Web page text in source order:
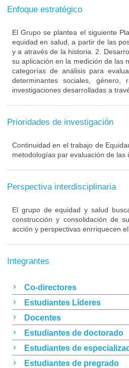
Enfoque estratégico
El Grupo se plantea el siguiente
equidad en salud, a partir de las
y a através de la historia. 2.
su aplicación en la medición de las
categorías de análisis para
determinantes sociales,
investigaciones desarrolladas a
Prioridades de investigación
Continuidad en el trabajo de
metodologías par evaluación de las
Perspectiva interdisciplinaria
El grupo de equidad y salud
construcción y consolidación de
acción y perspectivas enrriquecen
Integrantes
Co-directores
Estudiantes Líderes
Docentes
Estudiantes de doctorado
Estudiantes de
Estudiantes de pregrado